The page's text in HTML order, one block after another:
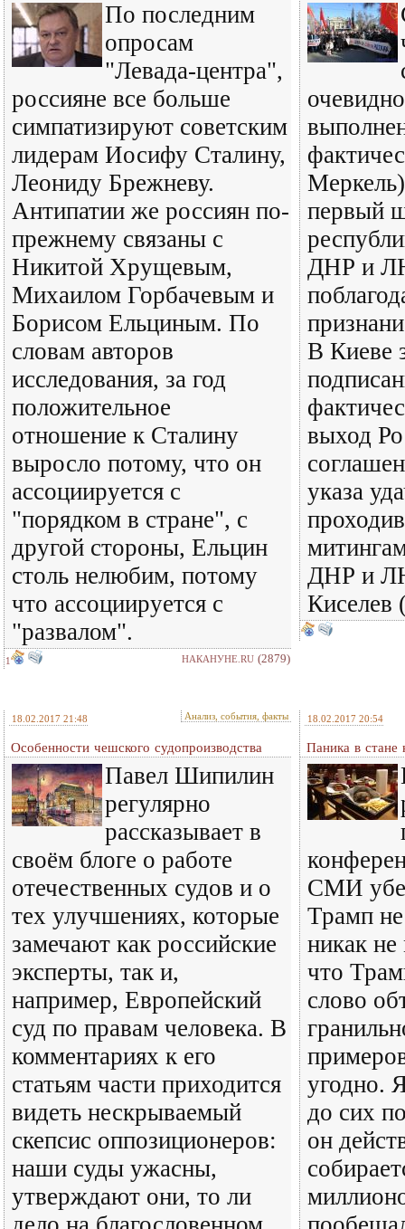
По последним
опросам
"Левада-центра",
россияне все больше
симпатизируют советским
лидерам Иосифу Сталину,
Леониду Брежневу.
Антипатии же россиян по-
прежнему связаны с
Никитой Хрущевым,
Михаилом Горбачевым и
Борисом Ельциным. По
словам авторов
исследования, за год
положительное
отношение к Сталину
выросло потому, что он
ассоциируется с
"порядком в стране", с
другой стороны, Ельцин
столь нелюбим, потому
что ассоциируется с
"развалом".
1 НАКАНУНЕ.RU (2879)
первый
ДНР и
В Киеве
выход
указа
ДНР и
Киселев
18.02.2017 21:48 Анализ, события, факты
Особенности чешского судопроизводства
Павел Шипилин
регулярно
рассказывает в
своём блоге о работе
отечественных судов и о
тех улучшениях, которые
замечают как российские
эксперты, так и,
например, Европейский
суд по правам человека. В
комментариях к его
статьям части приходится
видеть нескрываемый
скепсис оппозиционеров:
наши суды ужасны,
утверждают они, то ли
18.02.2017 20:54
Паника в стане
СМИ
Трамп
никак не
что
слово
угодно.
до сих
он